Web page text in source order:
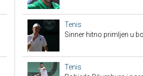
Tenis
Sinner hitno primljen u
Tenis